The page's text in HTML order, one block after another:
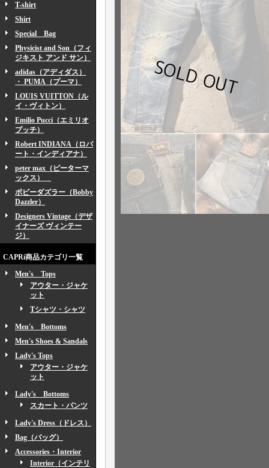
T-shirt
Shirt
Special Bag
Physicist and Son（フィ
ジキスト アンド サン）
adidas（アディダス）
・ PUMA（プーマ）
LOUIS VUITTON（ル
イ・ヴィトン）
Emilio Pucci（エミリオ
プッチ）
Robert INDIANA（ロバ
ート・インディアナ）
peter max（ピーターマ
ックス）
ボビーダズラー（Bobby
Dazzler）
Designers Vintage（デザ
イナーズ ヴィンテー
ジ）
CAPRi商品カテゴリ一覧
Men's Tops
アウター・ジャケ
ット
Tシャツ・シャツ
Men's Bottoms
Men's Shoes & Sandals
Lady's Tops
アウター・ジャケ
ット
Lady's Bottoms
スカート・パンツ
Lady's Dress（ドレス）
Bag（バッグ）
Accessories・Interior
Interior（インテリ